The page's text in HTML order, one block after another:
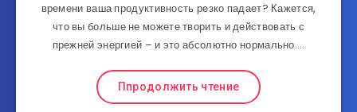
времени ваша продуктивность резко падает? Кажется,
что вы больше не можете творить и действовать с
прежней энергией – и это абсолютно нормально….
Ппродолжить чтение